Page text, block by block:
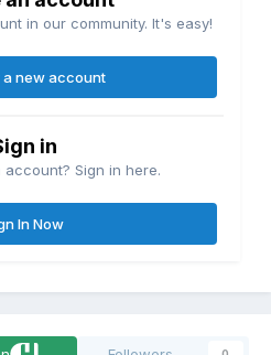
in our community. It's easy!
a new account
in
Sign in here.
In Now